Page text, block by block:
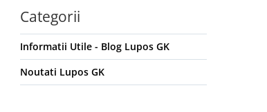
Categorii
Informatii Utile - Blog Lupos GK
Noutati Lupos GK